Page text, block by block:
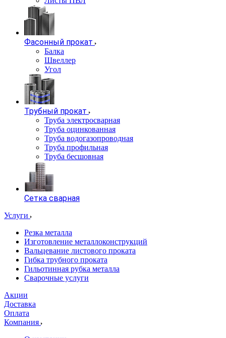
Фасонный прокат
Балка
Швеллер
Угол
Трубный прокат
Труба электросварная
Труба оцинкованная
Труба водогазопроводная
Труба профильная
Труба бесшовная
Сетка сварная
Услуги
Резка металла
Изготовление металлоконструкций
Вальцевание листового проката
Гибка трубного проката
Гильотинная рубка металла
Сварочные услуги
Акции
Доставка
Оплата
Компания